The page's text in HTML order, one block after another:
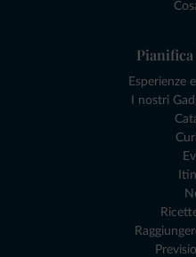
Pianifica
Esperienze
I nostri